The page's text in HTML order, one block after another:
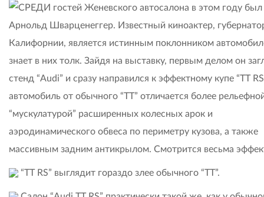
СРЕДИ гостей Женевского автосалона в этом году был
Арнольд Шварценеггер. Известный киноактер,
Калифорнии, является истинным поклонником
знает в них толк. Зайдя на выставку, первым делом он
стенд “Audi” и сразу направился к эффектному купе “TT
автомобиль от обычного “ТТ” отличается более
“мускулатурой” расширенных колесных арок и
аэродинамического обвеса по периметру кузова, а также
массивным задним антикрылом. Смотрится весьма
“TT RS” выглядит гораздо злее обычного “ТТ”.